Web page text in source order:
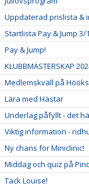
Uppdaterad prislista &
Startlista Pay & Jump 3/
Pay & Jump!
KLUBBMÄSTERSKAP
Medlemskväll på
Lära med Hästar
Underlag påfyllt - det
Viktig information -
Ny chans för Miniclinic!
Middag och quiz på
Tack Louise!